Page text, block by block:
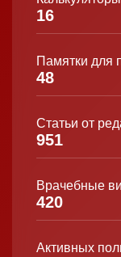
16
Памятки для
48
Статьи от
951
Врачебные
420
Активных